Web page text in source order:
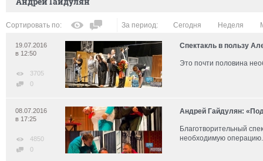
Сортировать по: За период: Сегодня Неделя
Спектакль в пользу
Это почти половина
19.07.2016
в 12:50
3705
0
Андрей Гайдулян:
Благотворительный
необходимую операцию.
08.07.2016
в 17:25
4850
0